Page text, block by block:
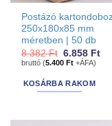
Postázó
250x180x85 mm
méretben | 50 db
8.382Ft Original
price
8.382 Ft.
6.858 Ft
bruttó (5.400Ft +ÁFA)
KOSÁRBA RAKOM